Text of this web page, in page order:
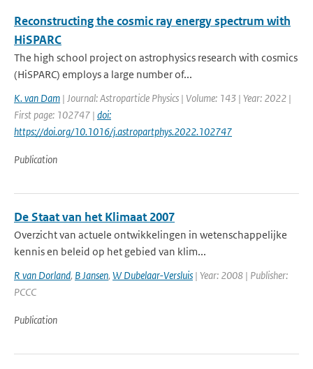
Reconstructing the cosmic ray energy spectrum with
HiSPARC
The high school project on astrophysics research with cosmics
(HiSPARC) employs a large number of...
K. van Dam | Journal: Astroparticle Physics | Volume: 143 | Year: 2022 |
First page: 102747 | doi:
https://doi.org/10.1016/j.astropartphys.2022.102747
Publication
De Staat van het Klimaat 2007
Overzicht van actuele ontwikkelingen in wetenschappelijke
kennis en beleid op het gebied van klim...
R van Dorland, B Jansen, W Dubelaar-Versluis | Year: 2008 | Publisher:
PCCC
Publication